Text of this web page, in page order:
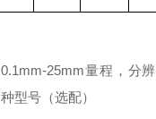
0.1mm-25mm量程，分
种型号（选配）